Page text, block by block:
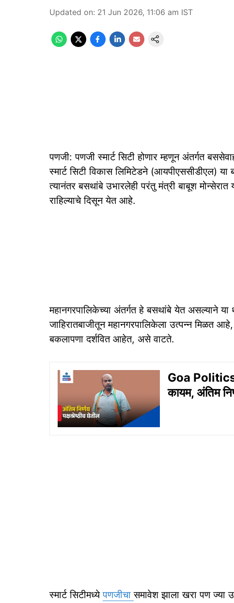
Updated on: 21 Jun 2026, 11:06 am IST
पणजी: पणजी स्मार्ट सिटी होणार म्हणून अंतर्गत
स्मार्ट सिटी विकास लिमिटेडने (आयपीएससीडीएल)
त्यानंतर बसथांबे उभारलेही परंतु मंत्री बाबूश
राहिल्याचे दिसून येत आहे.
महानगरपालिकेच्या अंतर्गत हे बसथांबे येत असल्याने या
जाहिरातबाजीतून महानगरपालिकेला उत्पन्न मिळत
बकलापणा दर्शवित आहेत, असे वाटते.
Goa Politics:
कायम, अंतिम
स्मार्ट सिटीमध्येपणजीचासमावेश झाला खरा पण ज्या